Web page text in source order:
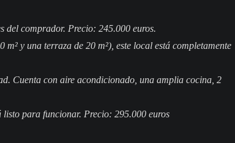
del comprador. Precio: 245.000 euros.
y una terraza de 20 m²), este local está completamente
Cuenta con aire acondicionado, una amplia cocina, 2
para funcionar. Precio: 295.000 euros